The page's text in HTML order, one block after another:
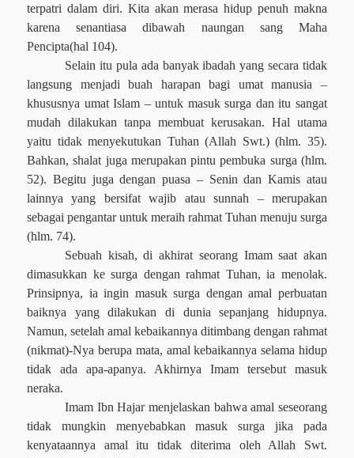
terpatri dalam diri. Kita akan merasa hidup penuh makna
karena senantiasa dibawah naungan sang Maha
Pencipta(hal 104).
Selain itu pula ada banyak ibadah yang secara tidak
langsung menjadi buah harapan bagi umat manusia –
khususnya umat Islam – untuk masuk surga dan itu sangat
mudah dilakukan tanpa membuat kerusakan. Hal utama
yaitu tidak menyekutukan Tuhan (Allah Swt.) (hlm. 35).
Bahkan, shalat juga merupakan pintu pembuka surga (hlm.
52). Begitu juga dengan puasa – Senin dan Kamis atau
lainnya yang bersifat wajib atau sunnah – merupakan
sebagai pengantar untuk meraih rahmat Tuhan menuju surga
(hlm. 74).
Sebuah kisah, di akhirat seorang Imam saat akan
dimasukkan ke surga dengan rahmat Tuhan, ia menolak.
Prinsipnya, ia ingin masuk surga dengan amal perbuatan
baiknya yang dilakukan di dunia sepanjang hidupnya.
Namun, setelah amal kebaikannya ditimbang dengan rahmat
(nikmat)-Nya berupa mata, amal kebaikannya selama hidup
tidak ada apa-apanya. Akhirnya Imam tersebut masuk
neraka.
Imam Ibn Hajar menjelaskan bahwa amal seseorang
tidak mungkin menyebabkan masuk surga jika pada
kenyataannya amal itu tidak diterima oleh Allah Swt.